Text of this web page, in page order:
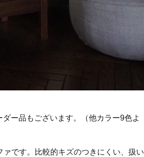
品もございます。（他カラー9色よ
です。比較的キズのつきにくい、扱い